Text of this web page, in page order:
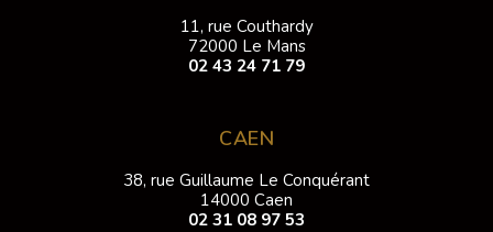
11, rue Couthardy
72000 Le Mans
02 43 24 71 79
CAEN
38, rue Guillaume Le Conquérant
14000 Caen
02 31 08 97 53